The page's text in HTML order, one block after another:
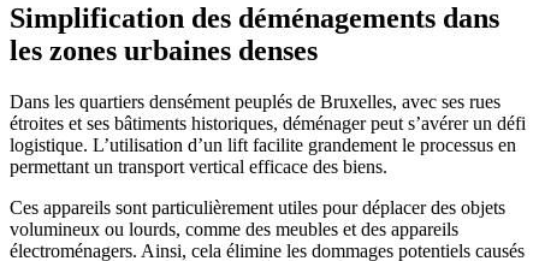
Simplification des déménagements dans
les zones urbaines denses
Dans les quartiers densément peuplés de Bruxelles, avec ses rues
étroites et ses bâtiments historiques, déménager peut s’avérer un défi
logistique. L’utilisation d’un lift facilite grandement le processus en
permettant un transport vertical efficace des biens.
Ces appareils sont particulièrement utiles pour déplacer des objets
volumineux ou lourds, comme des meubles et des appareils
électroménagers. Ainsi, cela élimine les dommages potentiels causés